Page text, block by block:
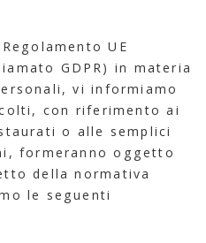
UE
GDPR) in materia
vi informiamo
con riferimento ai
o alle semplici
formeranno oggetto
della normativa
le seguenti